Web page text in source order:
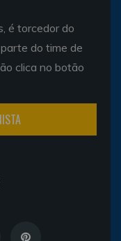
é torcedor do
do time de
clica no botão